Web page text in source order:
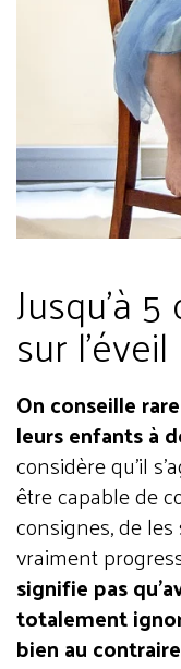
Jusqu’à
sur
On conseille
leurs enfants à
considère qu’il
être capable de
consignes, de
vraiment
signifie pas
totalement
bien au